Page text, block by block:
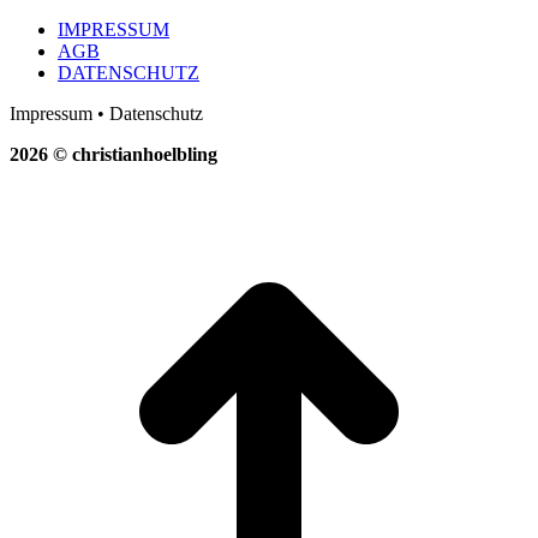
X
IMPRESSUM
AGB
DATENSCHUTZ
Impressum • Datenschutz
2026 © christianhoelbling